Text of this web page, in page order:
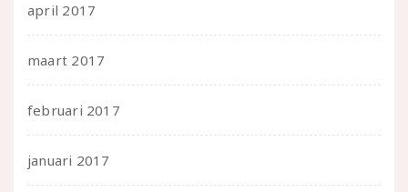
april 2017
maart 2017
februari 2017
januari 2017